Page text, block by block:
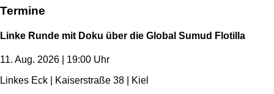
Termine
Linke Runde mit Doku über die Global Sumud Flotilla
11. Aug. 2026 | 19:00 Uhr
Linkes Eck | Kaiserstraße 38 | Kiel